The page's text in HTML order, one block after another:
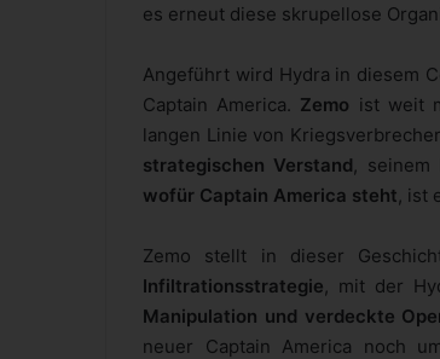
es erneut diese skrupellose
Angeführt wird Hydra in diesem
Captain America. Zemo ist weit
langen Linie von
strategischen Verstand , seinem
wofür Captain America steht ,
Zemo stellt in dieser
Infiltrationsstrategie , mit der
Manipulation und verdeckte
neuer Captain America noch